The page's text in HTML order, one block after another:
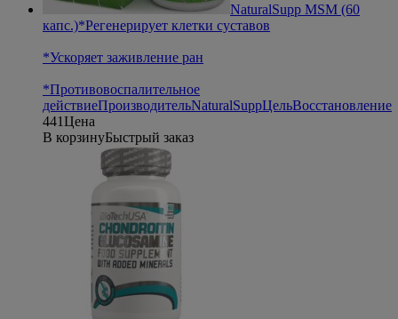
NaturalSupp MSM (60
капс.)*Регенерирует клетки суставов
*Ускоряет заживление ран
*Противовоспалительное
действиеПроизводительNaturalSuppЦельВосстановление
441Цена
В корзинуБыстрый заказ